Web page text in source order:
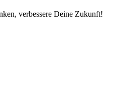
verbessere Deine Zukunft!